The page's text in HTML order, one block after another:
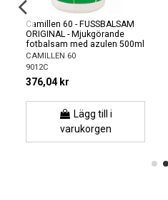
Camillen 60 - FUSSBALSAM
ORIGINAL - Mjukgörande
fotbalsam med azulen 500ml
CAMILLEN 60
9012C
376,04 kr
Lägg till i
varukorgen